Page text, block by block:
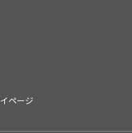
ページ